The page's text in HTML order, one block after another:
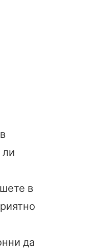
в
да